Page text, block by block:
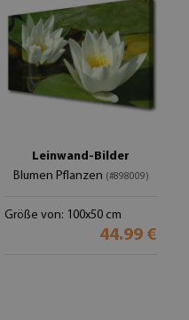
Leinwand-Bilder
Blumen Pflanzen (#898009)
Größe von: 100x50 cm
44.99 €